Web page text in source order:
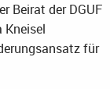
Beirat der DGUF
Kneisel
für